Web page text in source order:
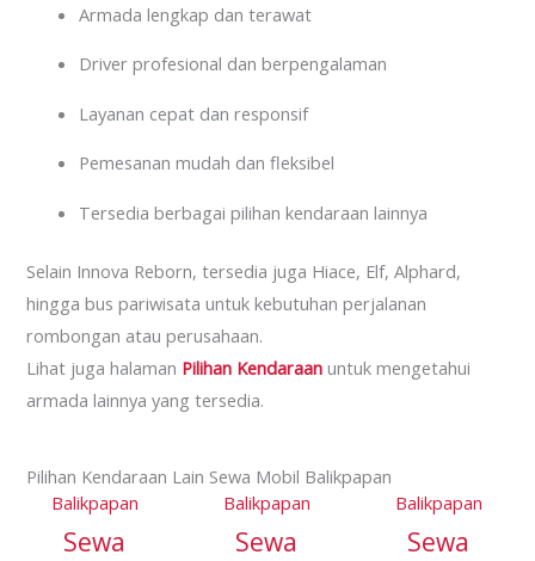
Armada lengkap dan terawat
Driver profesional dan berpengalaman
Layanan cepat dan responsif
Pemesanan mudah dan fleksibel
Tersedia berbagai pilihan kendaraan lainnya
Selain Innova Reborn, tersedia juga Hiace, Elf, Alphard,
hingga bus pariwisata untuk kebutuhan perjalanan
rombongan atau perusahaan.
Lihat juga halaman Pilihan Kendaraan untuk mengetahui
armada lainnya yang tersedia.
Pilihan Kendaraan Lain Sewa Mobil Balikpapan
Balikpapan
Sewa
Balikpapan
Sewa
Balikpapan
Sewa